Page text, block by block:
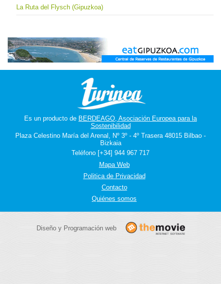
La Ruta del Flysch (Gipuzkoa)
Es un producto de BERDEAGO, Asociación Europea para la
Sostenibilidad
Plaza Celestino María del Arenal, Nº 3º - 4º Trasera 48015 Bilbao -
Bizkaia
Teléfono [+34] 944 967 717
Mapa Web
Politica de Privacidad
Contacto
Quiénes somos
Diseño y Programación web